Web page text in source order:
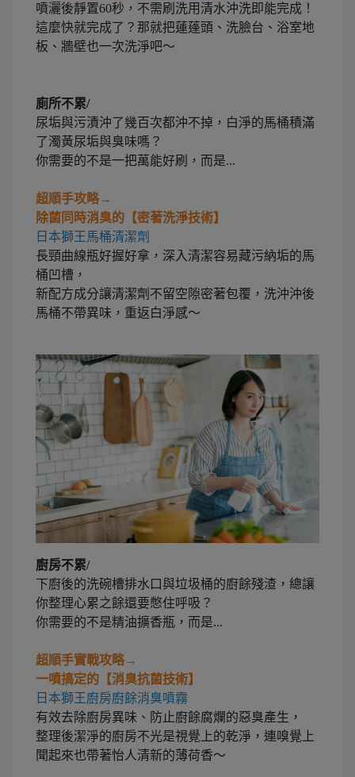
噴灑後靜置60秒，不需刷洗用清水沖洗即能完成！
這麼快就完成了？那就把蓮蓬頭、洗臉台、浴室地
板、牆壁也一次洗淨吧～
廁所不累/
尿垢與污漬沖了幾百次都沖不掉，白淨的馬桶積滿
了濁黃尿垢與臭味嗎？
你需要的不是一把萬能好刷，而是...
超順手攻略→
除菌同時消臭的【密著洗淨技術】
日本獅王馬桶清潔劑
長頸曲線瓶好握好拿，深入清潔容易藏污納垢的馬
桶凹槽，
新配方成分讓清潔劑不留空隙密著包覆，洗沖沖後
馬桶不帶異味，重返白淨感～
廚房不累/
下廚後的洗碗槽排水口與垃圾桶的廚餘殘渣，總讓
你整理心累之餘還要憋住呼吸？
你需要的不是精油擴香瓶，而是...
超順手實戰攻略→
一噴搞定的【消臭抗菌技術】
日本獅王廚房廚餘消臭噴霧
有效去除廚房異味、防止廚餘腐爛的惡臭產生，
整理後潔淨的廚房不光是視覺上的乾淨，連嗅覺上
聞起來也帶著怡人清新的薄荷香～